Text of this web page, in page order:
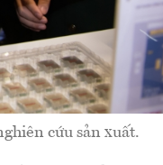
cứu sản xuất.